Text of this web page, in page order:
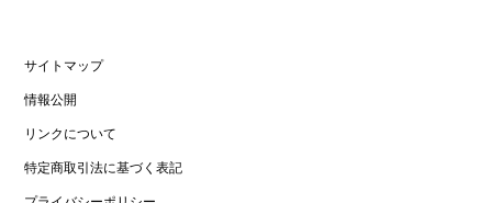
サイトマップ
情報公開
リンクについて
特定商取引法に基づく表記